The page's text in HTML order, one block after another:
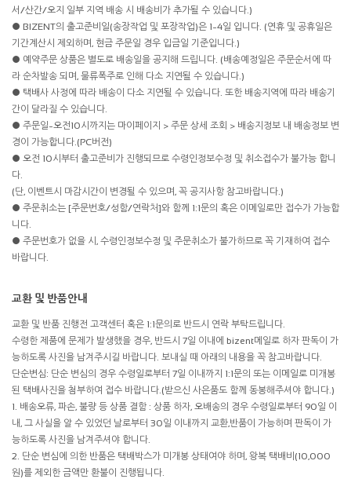
서/산간/오지 일부 지역 배송 시 배송비가 추가될 수 있습니다.)
● BIZENT의 출고준비일(송장작업 및 포장작업)은 1~4일 입니다. (연휴 및 공휴일은
기간계산시 제외하며, 현금 주문일 경우 입금일 기준입니다.)
● 예약주문 상품은 별도로 배송일을 공지해 드립니다. (배송예정일은 주문순서에 따
라 순차발송 되며, 물류폭주로 인해 다소 지연될 수 있습니다.)
● 택배사 사정에 따라 배송이 다소 지연될 수 있습니다. 또한 배송지역에 따라 배송기
간이 달라질 수 있습니다.
● 주문일~오전10시까지는 마이페이지 > 주문 상세 조회 > 배송지정보 내 배송정보 변
경이 가능합니다.(PC버전)
● 오전 10시부터 출고준비가 진행되므로 수령인정보수정 및 취소접수가 불가능 합니
다.
(단, 이벤트시 마감시간이 변경될 수 있으며, 꼭 공지사항 참고바랍니다.)
● 주문취소는 [주문번호/성함/연락처]와 함께 1:1문의 혹은 이메일로만 접수가 가능합
니다.
● 주문번호가 없을 시, 수령인정보수정 및 주문취소가 불가하므로 꼭 기재하여 접수
바랍니다.
교환 및 반품안내
교환 및 반품 진행전 고객센터 혹은 1:1문의로 반드시 연락 부탁드립니다.
수령한 제품에 문제가 발생했을 경우, 반드시 7일 이내에 bizent메일로 하자 판독이 가
능하도록 사진을 남겨주시길 바랍니다. 보내실 때 아래의 내용을 꼭 참고바랍니다.
단순변심: 단순 변심의 경우 수령일로부터 7일 이내까지 1:1문의 또는 이메일로 미개봉
된 택배사진을 첨부하여 접수 바랍니다.(받으신 사은품도 함께 동봉해주셔야 합니다.)
1. 배송오류, 파손, 불량 등 상품 결함 : 상품 하자, 오배송의 경우 수령일로부터 90일 이
내, 그 사실을 알 수 있었던 날로부터 30일 이내까지 교환,반품이 가능하며 판독이 가
능하도록 사진을 남겨주셔야 합니다.
2. 단순 변심에 의한 반품은 택배박스가 미개봉 상태여야 하며, 왕복 택배비(10,000
원)를 제외한 금액만 환불이 진행됩니다.